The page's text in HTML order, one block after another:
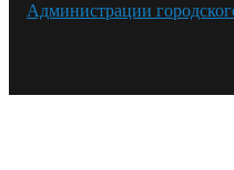
Администрации